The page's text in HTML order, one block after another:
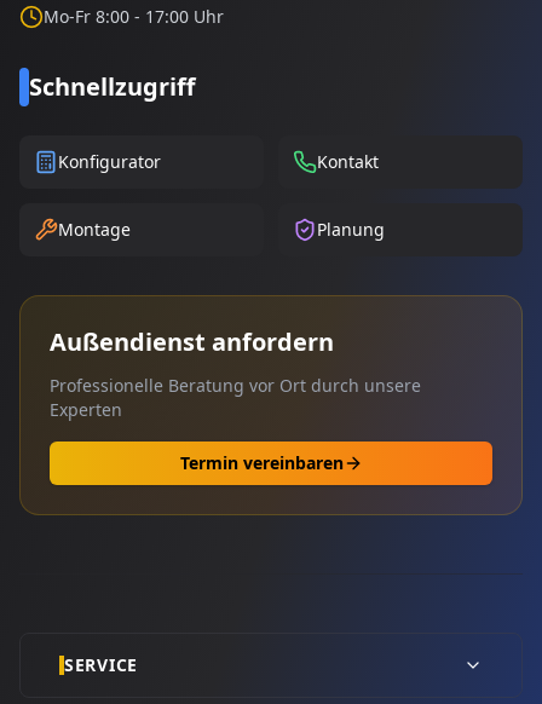
Mo-Fr 8:00 - 17:00 Uhr
Schnellzugriff
Konfigurator Kontakt
Montage Planung
Außendienst anfordern
Professionelle Beratung vor Ort durch unsere
Experten
Termin vereinbaren
SERVICE